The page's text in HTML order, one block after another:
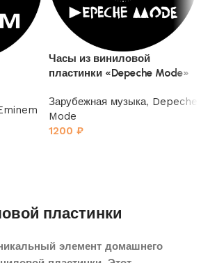
Часы из виниловой
пластинки «Depeche Mode»
Зарубежная музыка, Depeche
Mode
1200 ₽
пластинки
элемент домашнего